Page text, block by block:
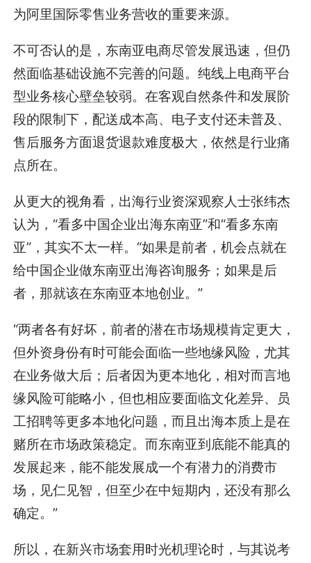
为阿里国际零售业务营收的重要来源。
不可否认的是，东南亚电商尽管发展迅速，但仍
然面临基础设施不完善的问题。纯线上电商平台
型业务核心壁垒较弱。在客观自然条件和发展阶
段的限制下，配送成本高、电子支付还未普及、
售后服务方面退货退款难度极大，依然是行业痛
点所在。
从更大的视角看，出海行业资深观察人士张纬杰
认为，“看多中国企业出海东南亚”和“看多东南
亚”，其实不太一样。“如果是前者，机会点就在
给中国企业做东南亚出海咨询服务；如果是后
者，那就该在东南亚本地创业。”
“两者各有好坏，前者的潜在市场规模肯定更大，
但外资身份有时可能会面临一些地缘风险，尤其
在业务做大后；后者因为更本地化，相对而言地
缘风险可能略小，但也相应要面临文化差异、员
工招聘等更多本地化问题，而且出海本质上是在
赌所在市场政策稳定。而东南亚到底能不能真的
发展起来，能不能发展成一个有潜力的消费市
场，见仁见智，但至少在中短期内，还没有那么
确定。”
所以，在新兴市场套用时光机理论时，与其说考